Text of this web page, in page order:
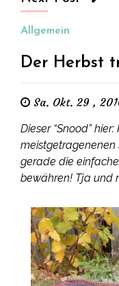
Allgemein
Der Herbst
Sa. Okt. 29 ,
Dieser “Snood”
meistgetragenenen
gerade die
bewähren! Tja und